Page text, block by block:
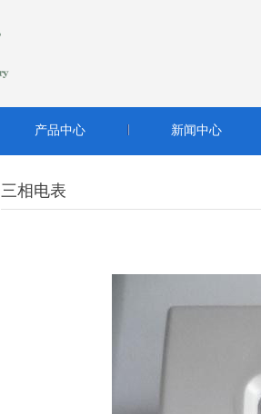
产品中心 新闻中心
三相电表